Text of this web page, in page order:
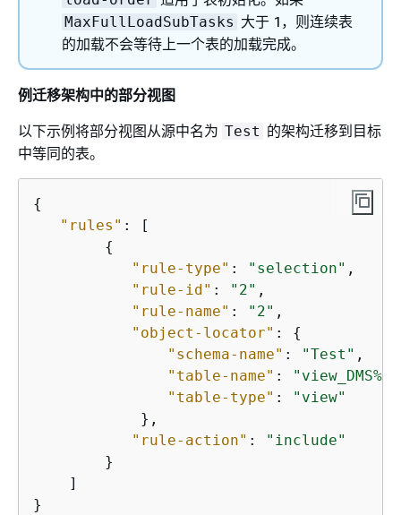
MaxFullLoadSubTasks 大于 1，则连续表
的加载不会等待上一个表的加载完成。
例迁移架构中的部分视图
以下示例将部分视图从源中名为 Test 的架构迁移到目标
中等同的表。
{
"rules" : [
{
"rule-type" : "selection" ,
"rule-id" : "2" ,
"rule-name" : "2" ,
"object-locator" : {
"schema-name" : "Test" ,
"table-name" : "view_DMS%"
"table-type" :
"view"
            },
"rule-action" :
"include"
        }
    ]
}